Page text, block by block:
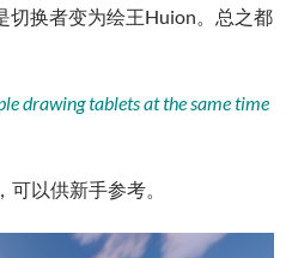
切换者变为绘王Huion。总之都
drawing tablets at the same time
可以供新手参考。